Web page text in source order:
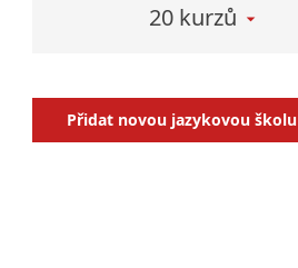
20 kurzů
Přidat novou jazykovou školu